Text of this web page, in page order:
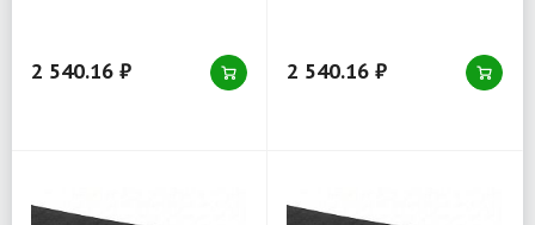
2 540.16 ₽ 2 540.16 ₽